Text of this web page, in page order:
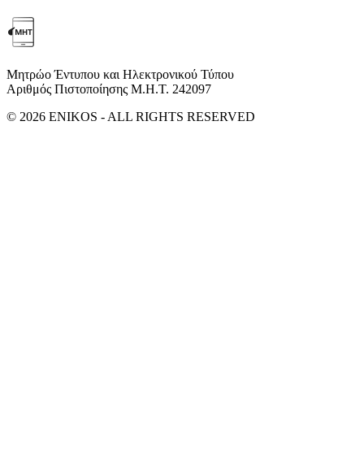
Μητρώο Έντυπου και Ηλεκτρονικού Τύπου
Αριθμός Πιστοποίησης Μ.Η.Τ. 242097
© 2026 ENIKOS - ALL RIGHTS RESERVED